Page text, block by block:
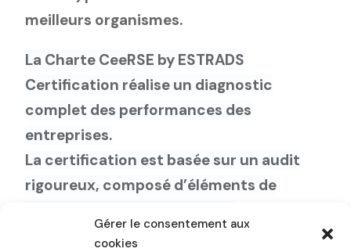
Gérer le consentement aux
cookies
meilleurs organismes.
La Charte CeeRSE by ESTRADS
Certification réalise un diagnostic
complet des performances des
entreprises.
La certification est basée sur un audit
rigoureux, composé d’éléments de
l’organisation et contrôlés par les